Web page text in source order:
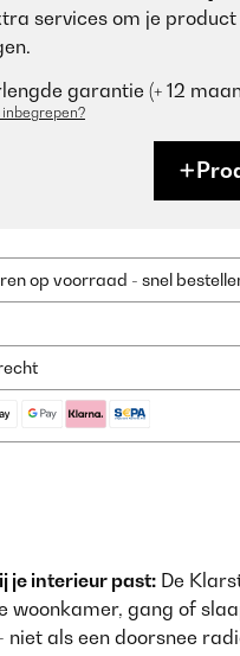
services om je
garantie (+ 12
op voorraad - snel
je interieur past: De
woonkamer, gang of
als een doorsnee